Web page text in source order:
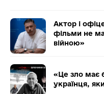
Актор і
фільми не
війною»
«Це зло має
українця,